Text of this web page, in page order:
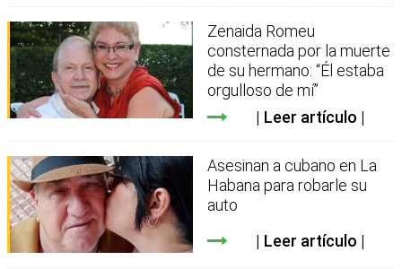
Zenaida Romeu
consternada por la muerte
de su hermano: “Él estaba
orgulloso de mí”
Leer artículo
Asesinan a cubano en La
Habana para robarle su
auto
Leer artículo